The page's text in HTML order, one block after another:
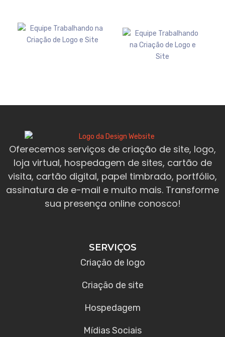
Oferecemos serviços de criação de site, logo,
loja virtual, hospedagem de sites, cartão de
visita, cartão digital, papel timbrado, portfólio,
assinatura de e-mail e muito mais. Transforme
sua presença online conosco!
SERVIÇOS
Criação de logo
Criação de site
Hospedagem
Mídias Sociais